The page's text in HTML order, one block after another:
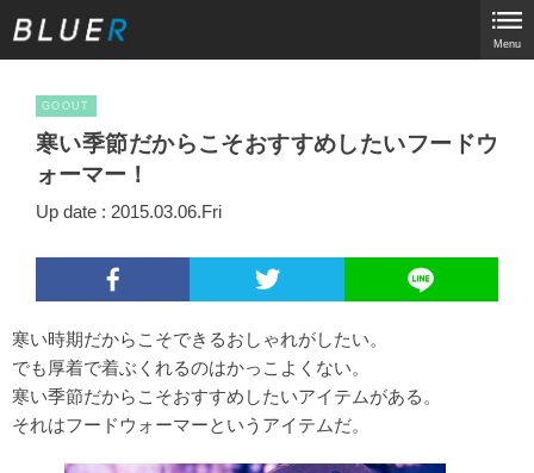
Menu
GOOUT
寒い季節だからこそおすすめしたいフードウ
ォーマー！
Up date : 2015.03.06.Fri
寒い時期だからこそできるおしゃれがしたい。
でも厚着で着ぶくれるのはかっこよくない。
寒い季節だからこそおすすめしたいアイテムがある。
それはフードウォーマーというアイテムだ。